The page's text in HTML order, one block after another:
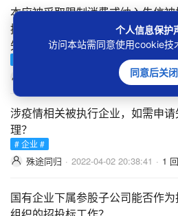
本应被采取限制消费或纳入失信
控需要相关的生产经营企业，是
失信被执行人名单的执行措施？
# 执行措施 #
2022-04-02
涉疫情相关被执行企业，如需申
理？
# 企业 #
殊途同归 · 2022-04-02 20:38:41 · 1
国有企业下属参股子公司能否作
个人信息保护
访问本站需同意使用cookie技
同意后关闭